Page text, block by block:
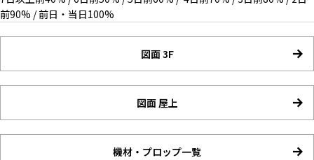
前90% / 前日・当日100%
図面 3F
図面 屋上
機材・プロップ一覧